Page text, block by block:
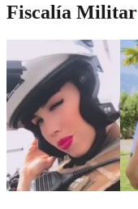
Fiscalía Militar